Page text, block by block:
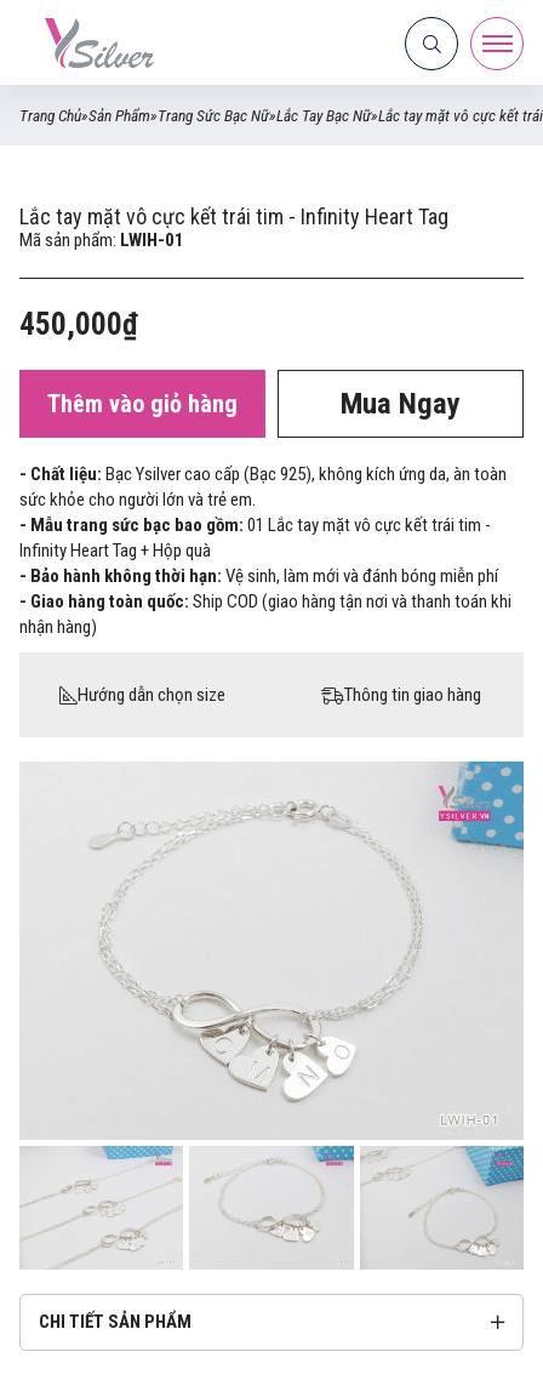
Trang Chủ»Sản Phẩm»Trang Sức Bạc Nữ»Lắc Tay Bạc Nữ»Lắc tay mặt vô cực kết
Lắc tay mặt vô cực kết trái tim - Infinity Heart Tag
Mã sản phẩm: LWIH-01
450,000₫
Thêm vào giỏ hàng Mua Ngay
- Chất liệu: Bạc Ysilver cao cấp (Bạc 925), không kích ứng da, àn toàn
sức khỏe cho người lớn và trẻ em.
- Mẫu trang sức bạc bao gồm: 01 Lắc tay mặt vô cực kết trái tim -
Infinity Heart Tag + Hộp quà
- Bảo hành không thời hạn: Vệ sinh, làm mới và đánh bóng miễn phí
- Giao hàng toàn quốc: Ship COD (giao hàng tận nơi và thanh toán khi
nhận hàng)
Hướng dẫn chọn size Thông tin giao hàng
CHI TIẾT SẢN PHẨM